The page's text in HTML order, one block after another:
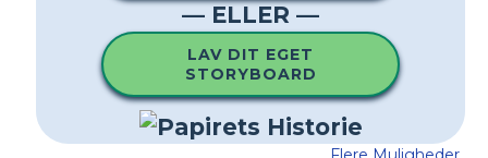
— ELLER —
LAV DIT EGET
STORYBOARD